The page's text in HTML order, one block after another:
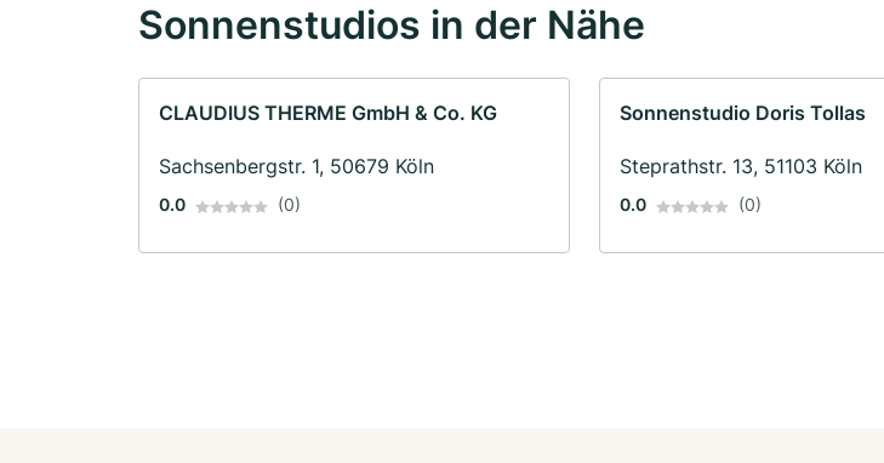
Sonnenstudios in der Nähe
CLAUDIUS THERME GmbH & Co. KG
Sachsenbergstr. 1, 50679 Köln
0.0 (0)
Sonnenstudio Doris Tollas
Steprathstr. 13, 51103 Köln
0.0 (0)